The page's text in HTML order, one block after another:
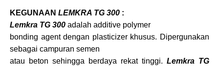
KEGUNAAN LEMKRA TG 300 :
Lemkra TG 300 adalah additive polymer
bonding agent dengan plasticizer khusus. Dipergunakan
sebagai campuran semen
atau beton sehingga berdaya rekat tinggi. Lemkra TG